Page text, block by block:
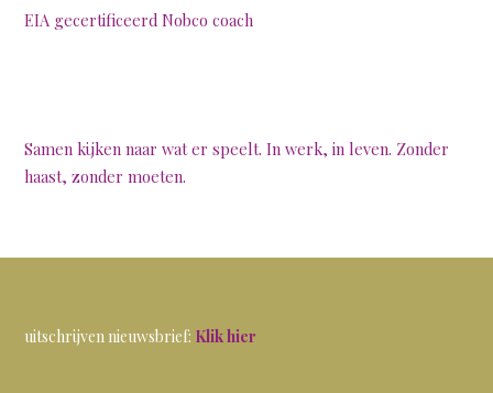
EIA gecertificeerd Nobco coach
Samen kijken naar wat er speelt. In werk, in leven. Zonder
haast, zonder moeten.
uitschrijven nieuwsbrief: Klik hier